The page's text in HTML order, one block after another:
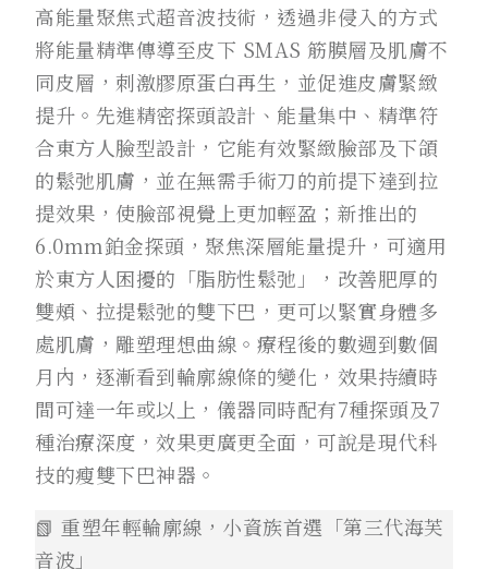
高能量聚焦式超音波技術，透過非侵入的方式
將能量精準傳導至皮下 SMAS 筋膜層及肌膚不
同皮層，刺激膠原蛋白再生，並促進皮膚緊緻
提升。先進精密探頭設計、能量集中、精準符
合東方人臉型設計，它能有效緊緻臉部及下頜
的鬆弛肌膚，並在無需手術刀的前提下達到拉
提效果，使臉部視覺上更加輕盈；新推出的
6.0mm鉑金探頭，聚焦深層能量提升，可適用
於東方人困擾的「脂肪性鬆弛」，改善肥厚的
雙頰、拉提鬆弛的雙下巴，更可以緊實身體多
處肌膚，雕塑理想曲線。療程後的數週到數個
月內，逐漸看到輪廓線條的變化，效果持續時
間可達一年或以上，儀器同時配有7種探頭及7
種治療深度，效果更廣更全面，可說是現代科
技的瘦雙下巴神器。
📗 重塑年輕輪廓線，小資族首選「第三代海芙
音波」